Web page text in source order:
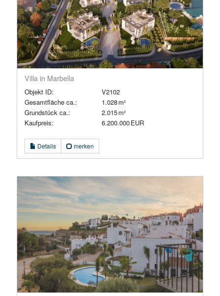
Villa in Marbella
Objekt ID:
V2102
Gesamtfläche ca.:
1.028 m²
Grund­stück ca.:
2.015 m²
Kaufpreis:
6.200.000 EUR
Details merken